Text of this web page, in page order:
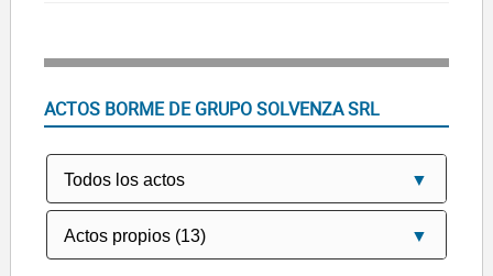
ACTOS BORME DE GRUPO SOLVENZA SRL